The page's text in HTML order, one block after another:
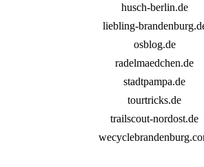
husch-berlin.de
liebling-
osblog.de
radelmaedchen.de
stadtpampa.de
tourtricks.de
trailscout-nordost.de